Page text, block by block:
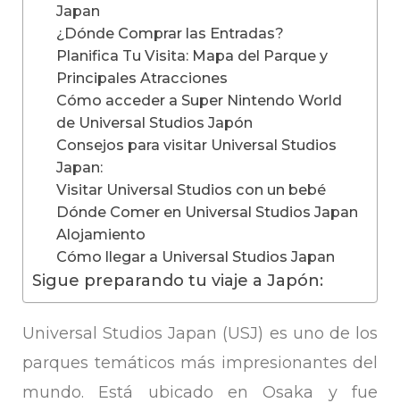
Japan
¿Dónde Comprar las Entradas?
Planifica Tu Visita: Mapa del Parque y
Principales Atracciones
Cómo acceder a Super Nintendo World
de Universal Studios Japón
Consejos para visitar Universal Studios
Japan:
Visitar Universal Studios con un bebé
Dónde Comer en Universal Studios Japan
Alojamiento
Cómo llegar a Universal Studios Japan
Sigue preparando tu viaje a Japón:
Universal Studios Japan (USJ) es uno de los
parques temáticos más impresionantes del
mundo. Está ubicado en Osaka y fue